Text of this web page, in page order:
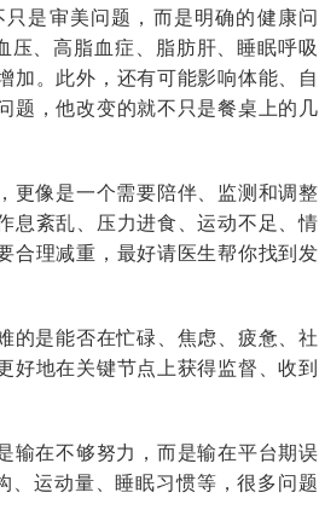
是审美问题，而是明确的健康问
、高脂血症、脂肪肝、睡眠呼吸
加。此外，还有可能影响体能、自
题，他改变的就不只是餐桌上的几
更像是一个需要陪伴、监测和调整
息紊乱、压力进食、运动不足、情
合理减重，最好请医生帮你找到发
的是能否在忙碌、焦虑、疲惫、社
好地在关键节点上获得监督、收到
输在不够努力，而是输在平台期误
、运动量、睡眠习惯等，很多问题